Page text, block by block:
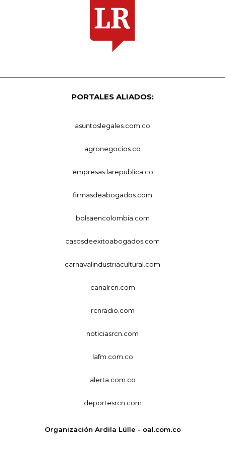
PORTALES ALIADOS:
asuntoslegales.com.co
agronegocios.co
empresas.larepublica.co
firmasdeabogados.com
bolsaencolombia.com
casosdeexitoabogados.com
carnavalindustriacultural.com
canalrcn.com
rcnradio.com
noticiasrcn.com
lafm.com.co
alerta.com.co
deportesrcn.com
Organización Ardila Lülle - oal.com.co